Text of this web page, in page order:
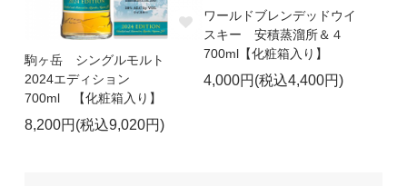
駒ヶ岳 シングルモルト
2024エディション
700ml 【化粧箱入り】
8,200円(税込9,020円)
ワールドブレンデッドウイ
スキー 安積蒸溜所＆４
700ml【化粧箱入り】
4,000円(税込4,400円)